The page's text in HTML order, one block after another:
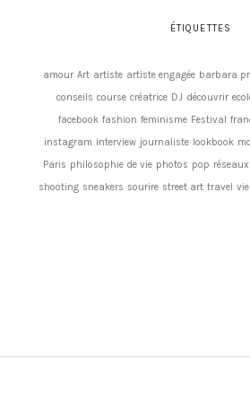
ÉTIQUETTES
amour Art artiste artiste engagée barbara
conseils course créatrice DJ découvrir
facebook fashion feminisme Festival
instagram interview journaliste lookbook
Paris philosophie de vie photos pop
shooting sneakers sourire street art travel vie